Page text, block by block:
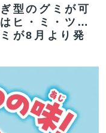
型のグミが可
ヒ・ミ・ツ…
が8月より発